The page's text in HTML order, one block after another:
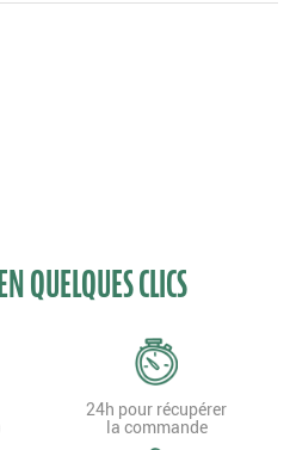
QUELQUES CLICS
24h pour récupérer
la commande